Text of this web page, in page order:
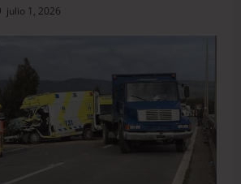
julio 1, 2026